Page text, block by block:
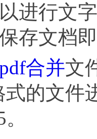
进行文
存文档
合并文
的文件